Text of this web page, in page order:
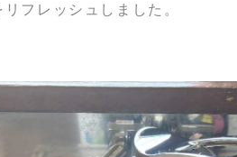
フレッシュしました。